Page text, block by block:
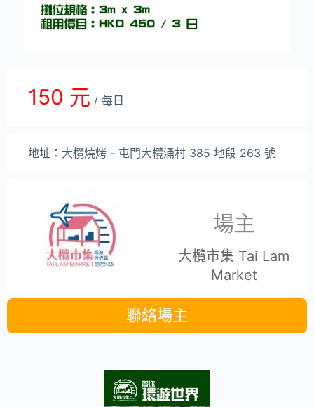
150 元 / 每日
地址：大欖燒烤 - 屯門大欖涌村 385 地段 263 號
場主
大欖市集 Tai Lam
Market
聯絡場主